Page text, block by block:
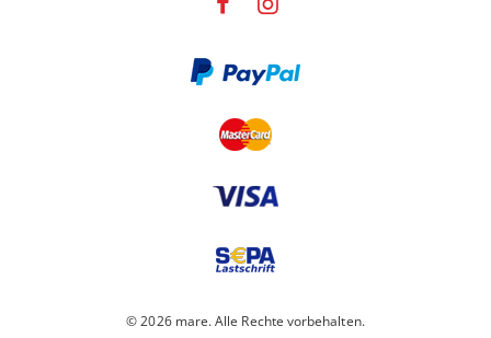
© 2026 mare. Alle Rechte vorbehalten.